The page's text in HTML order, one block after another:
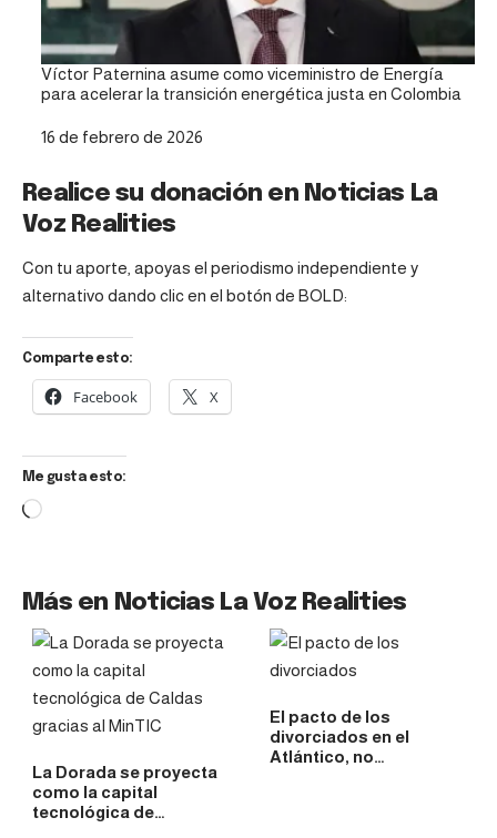
Víctor Paternina asume como viceministro de Energía
para acelerar la transición energética justa en Colombia
Fecha
16 de febrero de 2026
Realice su donación en Noticias La
Voz Realities
Con tu aporte, apoyas el periodismo independiente y
alternativo dando clic en el botón de BOLD:
Comparte esto:
Facebook X
Me gusta esto:
Más en Noticias La Voz Realities
La Dorada se proyecta
como la capital
tecnológica de…
El pacto de los
divorciados en el
Atlántico, no…